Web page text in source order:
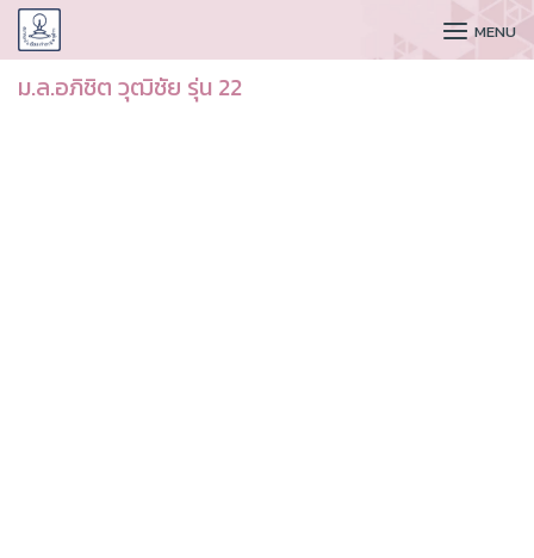
CUDAA MENU
ม.ล.อภิชิต วุฒิชัย รุ่น 22